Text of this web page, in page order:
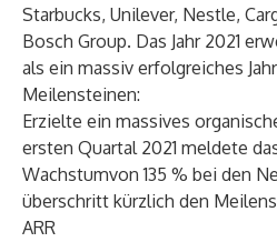
Starbucks, Unilever, Nestle,
Bosch Group. Das Jahr 2021
als ein massiv erfolgreiches
Meilensteinen:
Erzielte ein massives
ersten Quartal 2021 meldete
Wachstumvon 135 % bei den
überschritt kürzlich den
ARR